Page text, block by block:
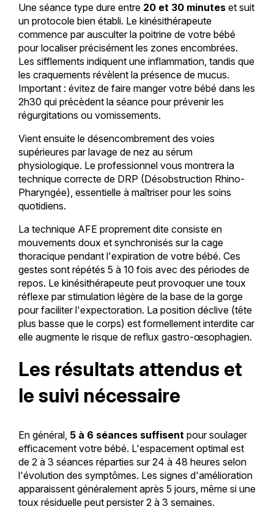
Une séance type dure entre 20 et 30 minuteset suit
un protocole bien établi. Le kinésithérapeute
commence par ausculter la poitrine de votre bébé
pour localiser précisément les zones encombrées.
Les sifflements indiquent une inflammation, tandis que
les craquements révèlent la présence de mucus.
Important : évitez de faire manger votre bébé dans les
2h30 qui précèdent la séance pour prévenir les
régurgitations ou vomissements.
Vient ensuite le désencombrement des voies
supérieures par lavage de nez au sérum
physiologique. Le professionnel vous montrera la
technique correcte de DRP (Désobstruction Rhino-
Pharyngée), essentielle à maîtriser pour les soins
quotidiens.
La technique AFE proprement dite consiste en
mouvements doux et synchronisés sur la cage
thoracique pendant l'expiration de votre bébé. Ces
gestes sont répétés 5 à 10 fois avec des périodes de
repos. Le kinésithérapeute peut provoquer une toux
réflexe par stimulation légère de la base de la gorge
pour faciliter l'expectoration. La position déclive (tête
plus basse que le corps) est formellement interdite car
elle augmente le risque de reflux gastro-œsophagien.
Les résultats attendus et
le suivi nécessaire
En général, 5 à 6 séances suffisent pour soulager
efficacement votre bébé. L'espacement optimal est
de 2 à 3 séances réparties sur 24 à 48 heures selon
l'évolution des symptômes. Les signes d'amélioration
apparaissent généralement après 5 jours, même si une
toux résiduelle peut persister 2 à 3 semaines.